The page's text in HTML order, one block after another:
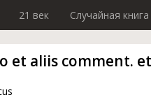
21 век Случайная книга
et aliis comment.